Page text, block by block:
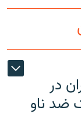
در
ضد ناو